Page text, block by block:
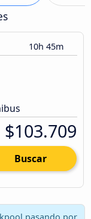
10h 45m
$103.709
Buscar
pasando por